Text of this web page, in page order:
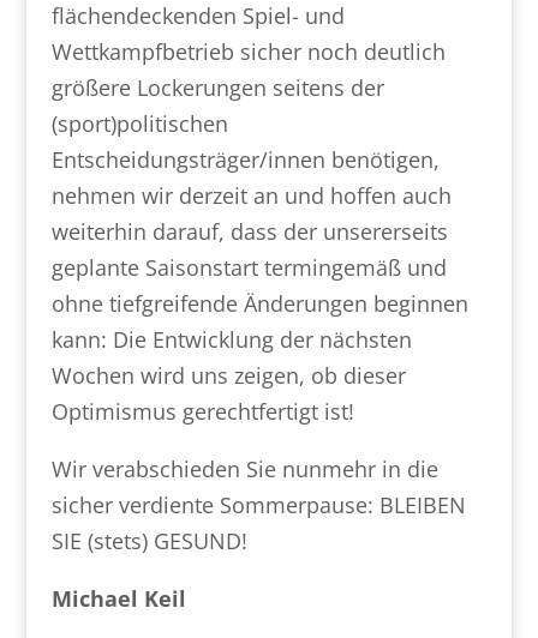
flächendeckenden Spiel- und
Wettkampfbetrieb sicher noch deutlich
größere Lockerungen seitens der
(sport)politischen
Entscheidungsträger/innen benötigen,
nehmen wir derzeit an und hoffen auch
weiterhin darauf, dass der unsererseits
geplante Saisonstart termingemäß und
ohne tiefgreifende Änderungen beginnen
kann: Die Entwicklung der nächsten
Wochen wird uns zeigen, ob dieser
Optimismus gerechtfertigt ist!
Wir verabschieden Sie nunmehr in die
sicher verdiente Sommerpause: BLEIBEN
SIE (stets) GESUND!
Michael Keil